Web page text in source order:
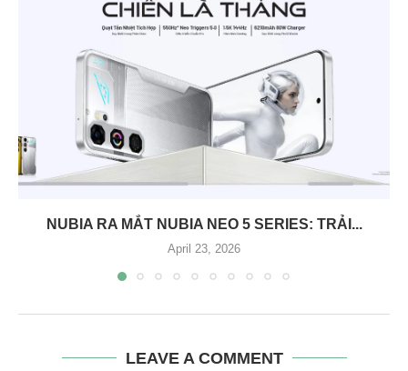
NUBIA RA MẮT NUBIA NEO 5 SERIES: TRẢI...
April 23, 2026
LEAVE A COMMENT